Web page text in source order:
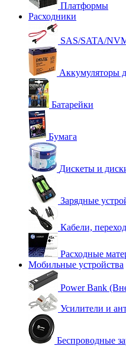
Платформы
Расходники
SAS/SATA/
Аккумуляторы
Батарейки
Бумага
Дискеты и
Зарядные
Кабели,
Расходные
Мобильные устройства
Power Bank
Усилители и
Беспроводные